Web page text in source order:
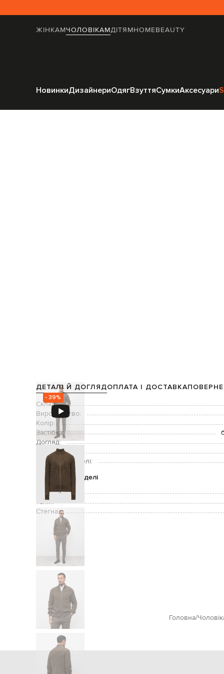
ЖІНКАМЧОЛОВІКАМДІТЯМHOMEBEAUTY
НовинкиДизайнериОдягВзуттяСумкиАксесуари
Головна
- 39%
ДЕТАЛІ Й ДОГЛЯДОПЛАТА І ДОСТАВКА
Склад:
Виробництво:
Колір:
Застібка:
Догляд:
Зріст моделі:
Розмір на моделі:
Параметри моделі
Груди:
Талія:
Стегна:
Головна